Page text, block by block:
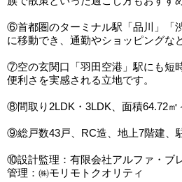
⑥首都圏のターミナル駅「品川」「
に移動でき、通勤やショッピングな
⑦空の玄関口「羽田空港」駅にも短
便利さを実感される立地です。
⑧間取り2LDK・3LDK、面積64.72㎡
⑨総戸数43戸、RC造、地上7階建、
⑩設計監理：有限会社アルファ・ブ
管理：㈱モリモトクオリティ